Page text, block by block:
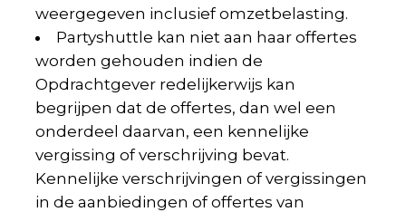
weergegeven inclusief omzetbelasting.
Partyshuttle kan niet aan haar offertes
worden gehouden indien de
Opdrachtgever redelijkerwijs kan
begrijpen dat de offertes, dan wel een
onderdeel daarvan, een kennelijke
vergissing of verschrijving bevat.
Kennelijke verschrijvingen of vergissingen
in de aanbiedingen of offertes van